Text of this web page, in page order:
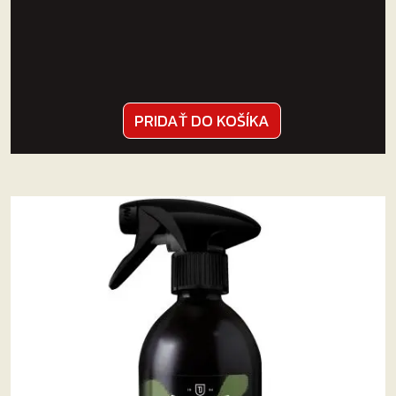
Po zaschnutí vyleštite povrch do vysokého lesku
čistou a suchou mikrovláknovou utierkou,
odporúčaná hustota materiálu utierky je min.
Poznámky:
Dosiahnutie požadovaných funkčných vlastností
a doby životnosti aplikácie vosku je priamo
úmerné kvalite prípravy laku pred voskovaním,
venujte preto osobitnú pozornosť príprave –
vyčisteniu, lešteniu, odmasteniu laku pred
Zbytočne neplytvajte! Väčšie množstvo
naneseného vosku nemá priamy vplyv na
PRIDAŤ DO KOŠÍKA